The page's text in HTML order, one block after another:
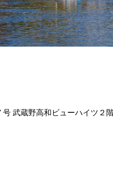
武蔵野高和ビューハイツ２